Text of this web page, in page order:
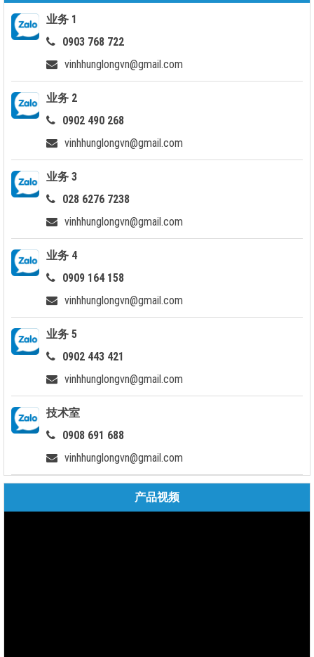
业务 1
0903 768 722
vinhhunglongvn@gmail.com
业务 2
0902 490 268
vinhhunglongvn@gmail.com
业务 3
028 6276 7238
vinhhunglongvn@gmail.com
业务 4
0909 164 158
vinhhunglongvn@gmail.com
业务 5
0902 443 421
vinhhunglongvn@gmail.com
技术室
0908 691 688
vinhhunglongvn@gmail.com
产品视频